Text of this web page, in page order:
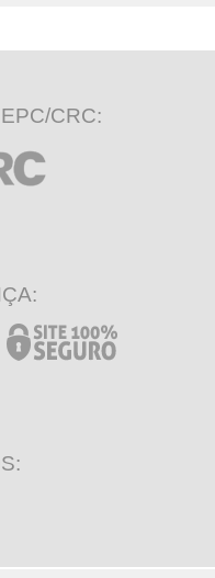
CRC: